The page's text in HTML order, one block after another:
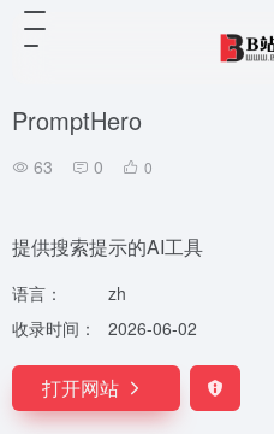
PromptHero
63 0 0
提供搜索提示的AI工具
语言：
zh
收录时间：
2026-06-02
打开网站